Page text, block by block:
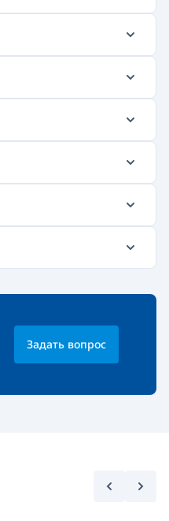
Задать вопрос